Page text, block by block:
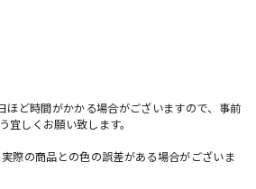
ど時間がかかる場合がございますので、事前
宜しくお願い致します。
際の商品との色の誤差がある場合がございま